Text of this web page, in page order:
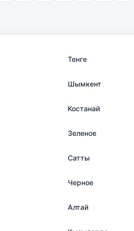
Тенге
Шымкент
Костанай
Зеленое
Сатты
Черное
Алтай